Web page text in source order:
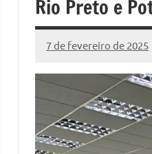
Rio Preto e
7 de fevereiro de 2025
Marcelo
Fachin
28
comentários